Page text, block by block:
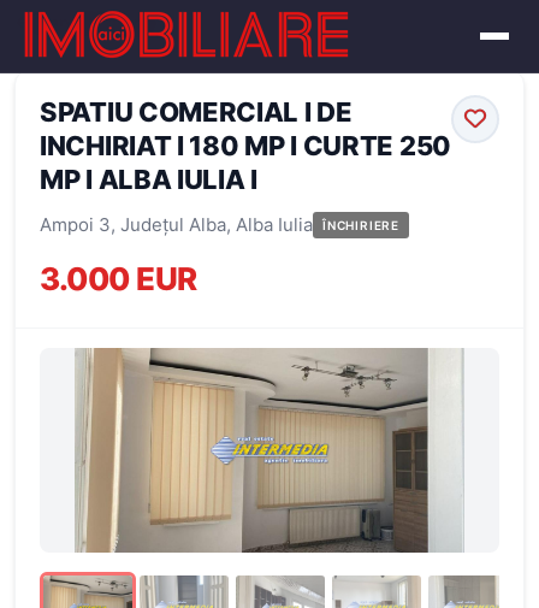
← Înapoi la oferte
SPATIU COMERCIAL I DE
INCHIRIAT I 180 MP I CURTE 250
MP I ALBA IULIA I
Ampoi 3, Județul Alba, Alba Iulia ÎNCHIRIERE
3.000 EUR